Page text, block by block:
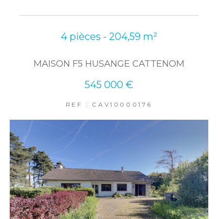
4 pièces - 204,59 m²
MAISON F5 HUSANGE CATTENOM
545 000 €
REF : CAV10000176